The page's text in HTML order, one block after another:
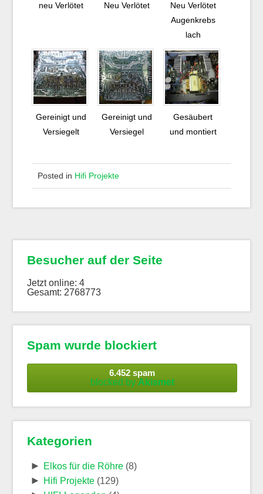
neu Verlötet Neu Verlötet
Neu Verlötet
Augenkrebs
lach
Gereinigt und
Versiegelt
Gereinigt und
Versiegel
Gesäubert
und montiert
Posted in Hifi Projekte
Besucher auf der Seite
Jetzt online: 4
Gesamt: 2768773
Spam wurde blockiert
6.452 spam
blocked by Akismet
Kategorien
► Elkos für die Röhre(8)
► Hifi Projekte(129)